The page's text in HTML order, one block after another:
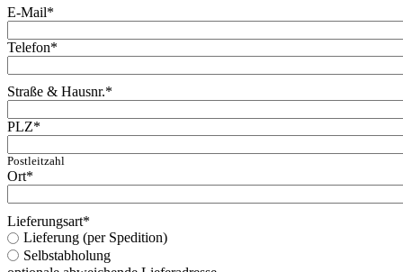
E-Mail*
Telefon*
Straße & Hausnr.*
PLZ*
Postleitzahl
Ort*
Lieferungsart*
Lieferung (per Spedition)
Selbstabholung